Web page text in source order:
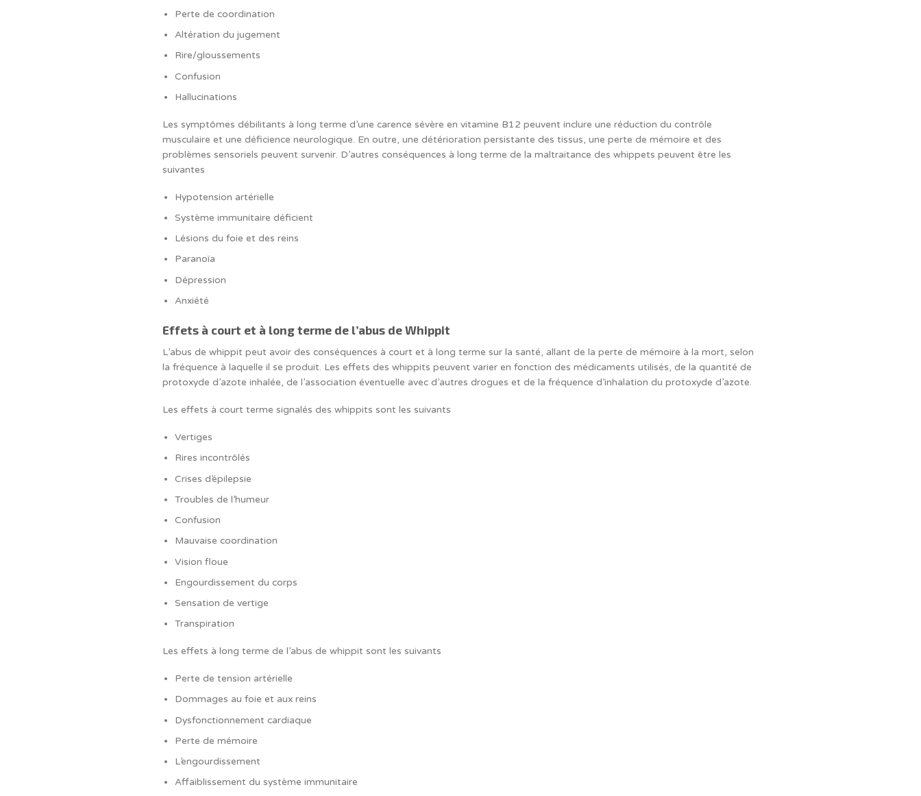
Perte de coordination
Altération du jugement
Rire/gloussements
Confusion
Hallucinations
Les symptômes débilitants à long terme d’une carence sévère en vitamine B12 peuvent inclure une réduction du contrôle
musculaire et une déficience neurologique. En outre, une détérioration persistante des tissus, une perte de mémoire et des
problèmes sensoriels peuvent survenir. D’autres conséquences à long terme de la maltraitance des whippets peuvent être les
suivantes
Hypotension artérielle
Système immunitaire déficient
Lésions du foie et des reins
Paranoïa
Dépression
Anxiété
Effets à court et à long terme de l’abus de Whippit
L’abus de whippit peut avoir des conséquences à court et à long terme sur la santé, allant de la perte de mémoire à la mort, selon
la fréquence à laquelle il se produit. Les effets des whippits peuvent varier en fonction des médicaments utilisés, de la quantité de
protoxyde d’azote inhalée, de l’association éventuelle avec d’autres drogues et de la fréquence d’inhalation du protoxyde d’azote.
Les effets à court terme signalés des whippits sont les suivants
Vertiges
Rires incontrôlés
Crises d’épilepsie
Troubles de l’humeur
Confusion
Mauvaise coordination
Vision floue
Engourdissement du corps
Sensation de vertige
Transpiration
Les effets à long terme de l’abus de whippit sont les suivants
Perte de tension artérielle
Dommages au foie et aux reins
Dysfonctionnement cardiaque
Perte de mémoire
L’engourdissement
Affaiblissement du système immunitaire